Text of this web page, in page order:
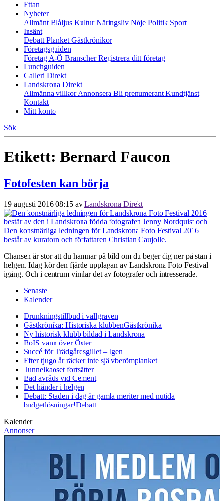
Ettan
Nyheter
Allmänt Blåljus KulturNäringsliv Nöje Politik Sport
Insänt
Debatt Planket Gästkrönikor
Företagsguiden
Företag A-Ö BranscherRegistrera ditt företag
Lunchguiden
Galleri Direkt
Landskrona Direkt
Allmänna villkorAnnonsera Bli prenumerant Kundtjänst
Kontakt
Mitt konto
Sök
Etikett: Bernard Faucon
Fotofesten kan börja
19 augusti 2016 08:15 av Landskrona Direkt
Chansen är stor att du hamnar på bild om du beger dig ner på stan i
helgen. Idag kör den fjärde upplagan av Landskrona Foto Festival
igång. Och i centrum vimlar det av fotografer och intresserade.
Senaste
Kalender
Drunkningstillbud i vallgraven
Gästkrönika: Historiska klubbenGästkrönika
Ny historisk klubb bildad i Landskrona
BoIS vann över Öster
Succé för Trädgårdsgillet – Igen
Efter tjugo år räcker inte självberömplanket
Tunnelkaoset fortsätter
Bad avråds vid Cement
Det händer i helgen
Debatt: Staden i dag är gamla meriter med nutida
budgetlösningar!Debatt
Kalender
Annonser